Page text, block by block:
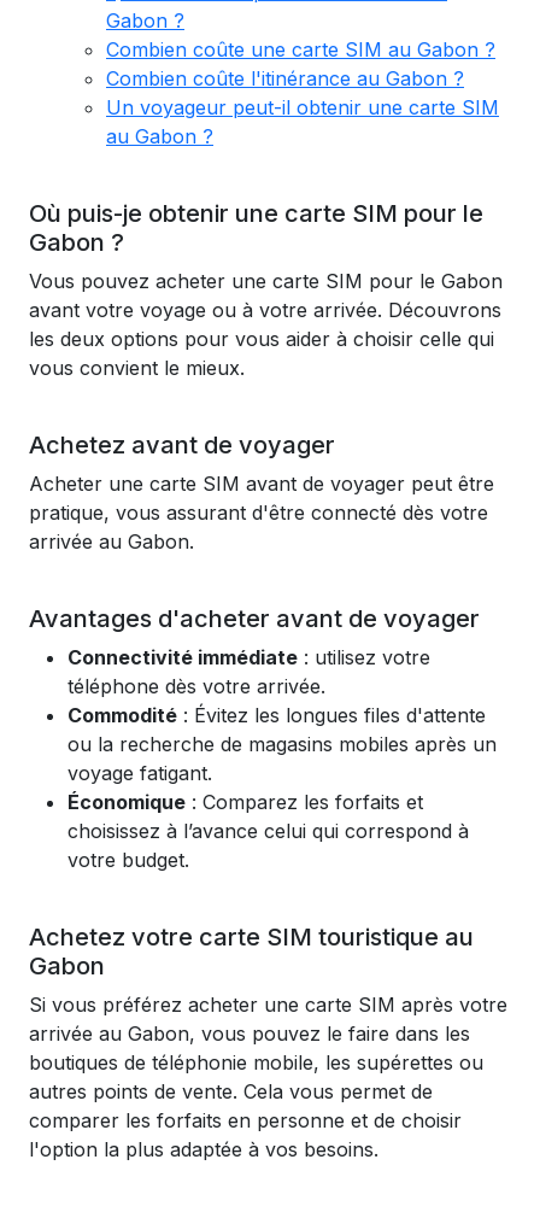
Gabon ?
Combien coûte une carte SIM au Gabon ?
Combien coûte l'itinérance au Gabon ?
Un voyageur peut-il obtenir une carte SIM
au Gabon ?
Où puis-je obtenir une carte SIM pour le
Gabon ?
Vous pouvez acheter une carte SIM pour le Gabon
avant votre voyage ou à votre arrivée. Découvrons
les deux options pour vous aider à choisir celle qui
vous convient le mieux.
Achetez avant de voyager
Acheter une carte SIM avant de voyager peut être
pratique, vous assurant d'être connecté dès votre
arrivée au Gabon.
Avantages d'acheter avant de voyager
Connectivité immédiate : utilisez votre
téléphone dès votre arrivée.
Commodité : Évitez les longues files d'attente
ou la recherche de magasins mobiles après un
voyage fatigant.
Économique : Comparez les forfaits et
choisissez à l’avance celui qui correspond à
votre budget.
Achetez votre carte SIM touristique au
Gabon
Si vous préférez acheter une carte SIM après votre
arrivée au Gabon, vous pouvez le faire dans les
boutiques de téléphonie mobile, les supérettes ou
autres points de vente. Cela vous permet de
comparer les forfaits en personne et de choisir
l'option la plus adaptée à vos besoins.